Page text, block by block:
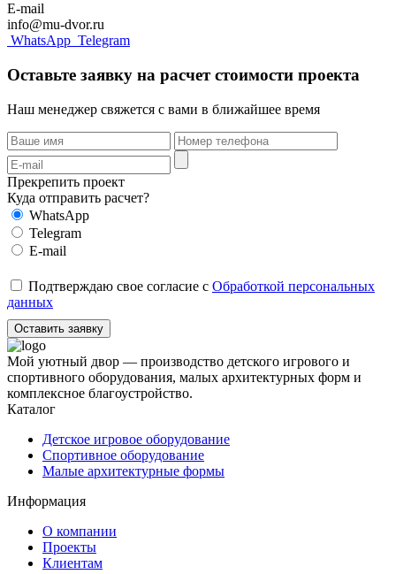
E-mail
info@mu-dvor.ru
WhatsApp Telegram
Оставьте заявку на расчет стоимости проекта
Наш менеджер свяжется с вами в ближайшее время
Прекрепить проект
Куда отправить расчет?
WhatsApp
Telegram
E-mail
Подтверждаю свое согласие с Обработкой персональных
данных
Оставить заявку
Мой уютный двор — производство детского игрового и
спортивного оборудования, малых архитектурных форм и
комплексное благоустройство.
Каталог
Детское игровое оборудование
Спортивное оборудование
Малые архитектурные формы
Информация
О компании
Проекты
Клиентам